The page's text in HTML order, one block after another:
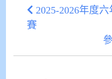
2025-2026年度
賽